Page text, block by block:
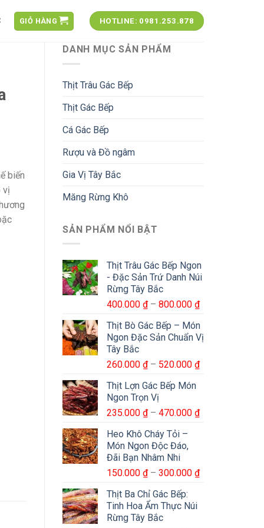
GIỎ HÀNG HOTLINE: 0981.253.878
DANH MỤC SẢN PHẨM
Thịt Trâu Gác Bếp
Thịt Gác Bếp
Cá Gác Bếp
Rượu và Đồ ngâm
Gia Vị Tây Bắc
Măng Rừng Khô
SẢN PHẨM NỔI BẬT
Thịt Trâu Gác Bếp Ngon
- Đặc Sản Trứ Danh Núi
Rừng Tây Bắc
400.000 ₫ – 800.000 ₫Khoảng
từ
400.000 ₫
800.000 ₫
Thịt Bò Gác Bếp – Món
Ngon Đặc Sản Chuẩn Vị
Tây Bắc
260.000 ₫ – 520.000 ₫Khoảng
đến
Thịt Lợn Gác Bếp Món
Ngon Trọn Vị
235.000 ₫ – 470.000 ₫Khoảng
470.000 ₫
Heo Khô Cháy Tỏi –
Món Ngon Độc Đáo,
Đãi Bạn Nhâm Nhi
150.000 ₫ – 300.000 ₫Khoảng
Thịt Ba Chỉ Gác Bếp:
Tinh Hoa Ẩm Thực Núi
Rừng Tây Bắc
biến
vị
Bắc số lượng